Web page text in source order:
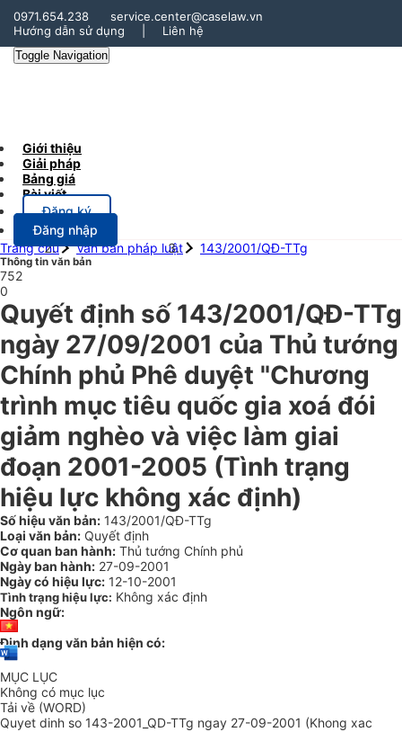
0971.654.238
service.center@caselaw.vn
Hướng dẫn sử dụng
Liên hệ
Toggle Navigation
Giới thiệu
Giải pháp
Bảng giá
Bài viết
Đăng ký
Đăng nhập
Trang chủ
Văn bản pháp luật 143/2001/QĐ-TTg
Thông tin văn bản
752
0
Quyết định số 143/2001/QĐ-TTg
ngày 27/09/2001 của Thủ tướng
Chính phủ Phê duyệt "Chương
trình mục tiêu quốc gia xoá đói
giảm nghèo và việc làm giai
đoạn 2001-2005 (Tình trạng
hiệu lực không xác định)
Số hiệu văn bản: 143/2001/QĐ-TTg
Loại văn bản: Quyết định
Cơ quan ban hành: Thủ tướng Chính phủ
Ngày ban hành: 27-09-2001
Ngày có hiệu lực: 12-10-2001
Tình trạng hiệu lực: Không xác định
Ngôn ngữ:
Định dạng văn bản hiện có:
MỤC LỤC
Không có mục lục
Tải về (WORD)
Quyet dinh so 143-2001_QD-TTg ngay 27-09-2001 (Khong xac